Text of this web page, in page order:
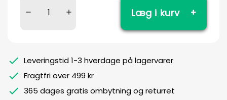
Læg i kurv
Leveringstid 1-3 hverdage på lagervarer
Fragtfri over 499 kr
365 dages gratis ombytning og returret